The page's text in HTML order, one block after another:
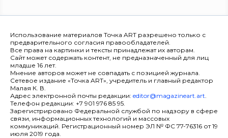
Использование материалов Точка ART разрешено только с
предварительного согласия правообладателей.
Все права на картинки и тексты принадлежат их авторам.
Сайт может содержать контент, не предназначенный для лиц
младше 16 лет.
Мнение авторов может не совпадать с позицией журнала.
Сетевое издание «Точка ART», учредитель и главный редактор
Малая К. В.
Адрес электронной почты редакции: editor@magazineart.art.
Телефон редакции: +7 901 976 85 95.
Зарегистрировано Федеральной службой по надзору в сфере
связи, информационных технологий и массовых
коммуникаций. Регистрационный номер ЭЛ № ФС 77-76316 от 19
июля 2019 года.